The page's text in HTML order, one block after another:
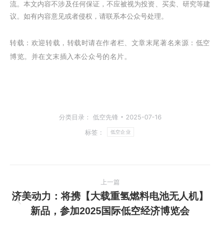
流。本文内容不涉及任何保证，不应被视为投资、买卖、研究等建
议。如有内容意见或者侵权，请联系本公众号处理。
转载： 欢迎转载，转载时请在作者栏、文章末尾著名来源：低空
博览。并在文末插入本公众号的名片。
分类目录： 低空先锋
2025-07-16
标签：
低空企业
章
上一篇
上
一
济美动力：将携【大载重氢燃料电池无人机】
新品，参加2025国际低空经济博览会